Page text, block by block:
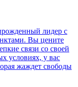
лидер с
Вы цените
связи со своей
условиях, у вас
жаждет свободы